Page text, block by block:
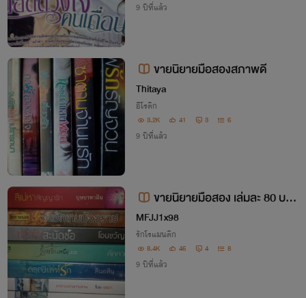
9 ปีที่แล้ว
ขายนิยายมือสองสภาพดี
Thitaya
อีโรติก
3.2K 41 3 6
9 ปีที่แล้ว
ขายนิยายมือสอง เล่มละ 80 บาท
ทุกเล่ม
MFJJ1x98
รักโรแมนติก
8.4K 46 4 8
9 ปีที่แล้ว